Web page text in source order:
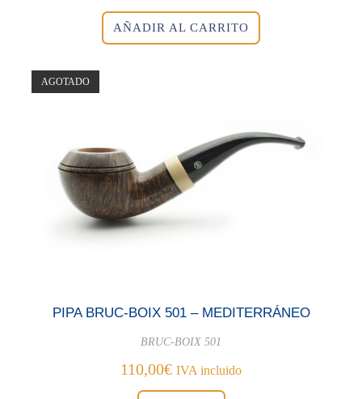
AÑADIR AL CARRITO
AGOTADO
PIPA BRUC-BOIX 501 – MEDITERRÁNEO
BRUC-BOIX 501
110,00€ IVA incluido